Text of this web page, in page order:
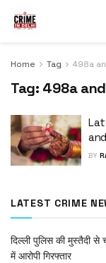
Home Tag 498a
Tag: 498a
BY
LATEST CRIME
दिल्ली पुलिस की मुस्तैदी
में आरोपी गिरफ्तार